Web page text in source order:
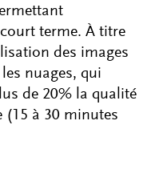
terme. À titre
des images
nuages, qui
de 20% la qualité
(15 à 30 minutes